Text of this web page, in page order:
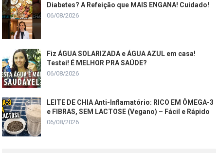
Diabetes? A Refeição que MAIS ENGANA! Cuidado!
06/08/2026
Fiz ÁGUA SOLARIZADA e ÁGUA AZUL em casa!
Testei! É MELHOR PRA SAÚDE?
06/08/2026
LEITE DE CHIA Anti-Inflamatório: RICO EM ÔMEGA-3
e FIBRAS, SEM LACTOSE (Vegano) – Fácil e Rápido
06/08/2026